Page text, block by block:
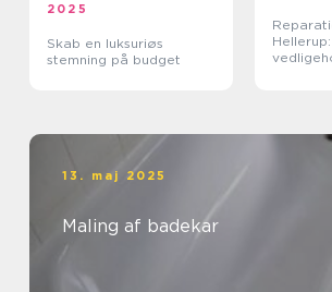
2025
Skab en luksuriøs
stemning på budget
13. maj 2025
Maling af badekar